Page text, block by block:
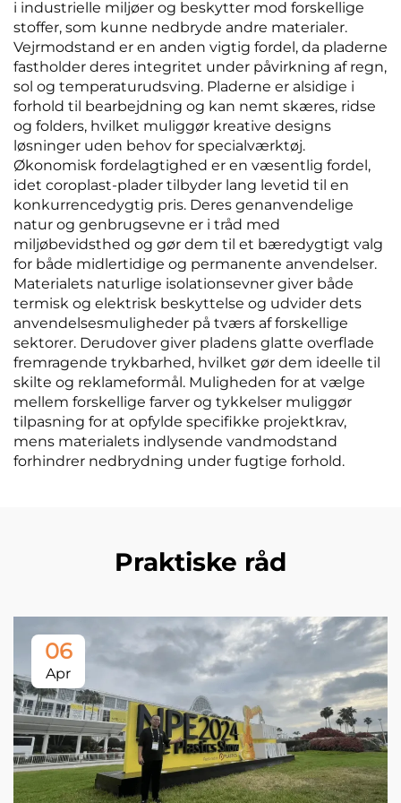
i industrielle miljøer og beskytter mod forskellige
stoffer, som kunne nedbryde andre materialer.
Vejrmodstand er en anden vigtig fordel, da pladerne
fastholder deres integritet under påvirkning af regn,
sol og temperaturudsving. Pladerne er alsidige i
forhold til bearbejdning og kan nemt skæres, ridse
og folders, hvilket muliggør kreative designs
løsninger uden behov for specialværktøj.
Økonomisk fordelagtighed er en væsentlig fordel,
idet coroplast-plader tilbyder lang levetid til en
konkurrencedygtig pris. Deres genanvendelige
natur og genbrugsevne er i tråd med
miljøbevidsthed og gør dem til et bæredygtigt valg
for både midlertidige og permanente anvendelser.
Materialets naturlige isolationsevner giver både
termisk og elektrisk beskyttelse og udvider dets
anvendelsesmuligheder på tværs af forskellige
sektorer. Derudover giver pladens glatte overflade
fremragende trykbarhed, hvilket gør dem ideelle til
skilte og reklameformål. Muligheden for at vælge
mellem forskellige farver og tykkelser muliggør
tilpasning for at opfylde specifikke projektkrav,
mens materialets indlysende vandmodstand
forhindrer nedbrydning under fugtige forhold.
Praktiske råd
06
Apr